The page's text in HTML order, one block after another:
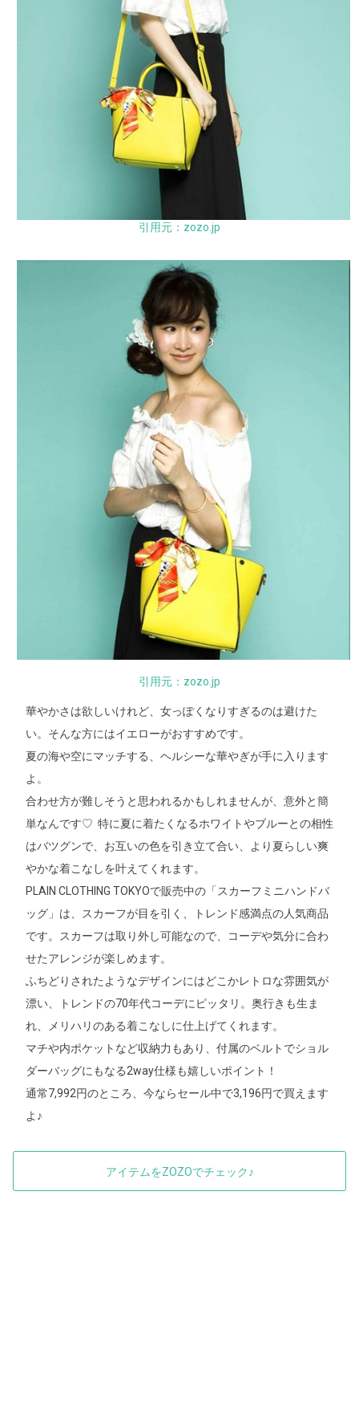
引用元：zozo.jp
引用元：zozo.jp
華やかさは欲しいけれど、女っぽくなりすぎるのは避けた
い。そんな方にはイエローがおすすめです。
夏の海や空にマッチする、ヘルシーな華やぎが手に入ります
よ。
合わせ方が難しそうと思われるかもしれませんが、意外と簡
単なんです♡ 特に夏に着たくなるホワイトやブルーとの相性
はバツグンで、お互いの色を引き立て合い、より夏らしい爽
やかな着こなしを叶えてくれます。
PLAIN CLOTHING TOKYOで販売中の「スカーフミニハンドバ
ッグ」は、スカーフが目を引く、トレンド感満点の人気商品
です。スカーフは取り外し可能なので、コーデや気分に合わ
せたアレンジが楽しめます。
ふちどりされたようなデザインにはどこかレトロな雰囲気が
漂い、トレンドの70年代コーデにピッタリ。奥行きも生ま
れ、メリハリのある着こなしに仕上げてくれます。
マチや内ポケットなど収納力もあり、付属のベルトでショル
ダーバッグにもなる2way仕様も嬉しいポイント！
通常7,992円のところ、今ならセール中で3,196円で買えます
よ♪
アイテムをZOZOでチェック♪